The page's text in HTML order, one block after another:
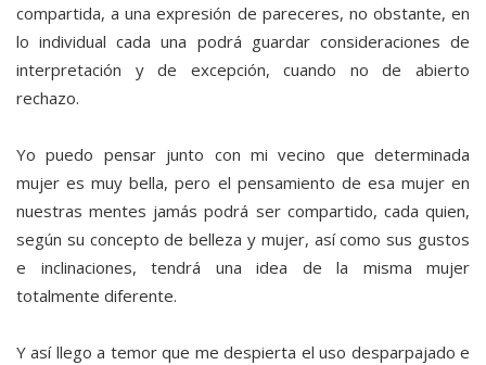
compartida, a una expresión de pareceres, no obstante, en
lo individual cada una podrá guardar consideraciones de
interpretación y de excepción, cuando no de abierto
rechazo.
Yo puedo pensar junto con mi vecino que determinada
mujer es muy bella, pero el pensamiento de esa mujer en
nuestras mentes jamás podrá ser compartido, cada quien,
según su concepto de belleza y mujer, así como sus gustos
e inclinaciones, tendrá una idea de la misma mujer
totalmente diferente.
Y así llego a temor que me despierta el uso desparpajado e